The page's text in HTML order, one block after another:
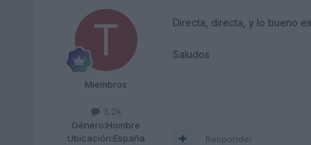
Miembros
3,2k
Género:Hombre
Ubicación:España
Directa, directa, y lo bueno
Saludos
Responder